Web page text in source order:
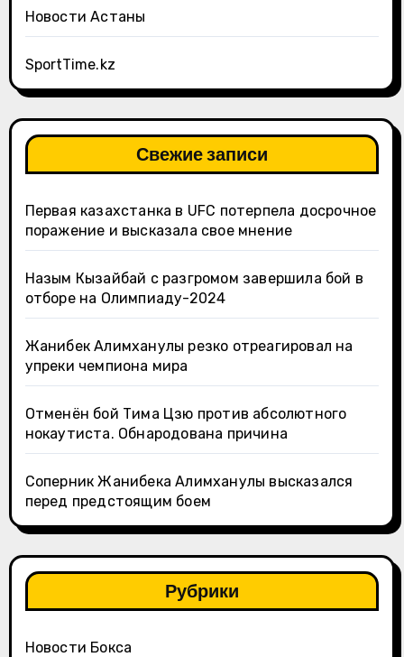
Новости Астаны
SportTime.kz
Свежие записи
Первая казахстанка в UFC потерпела досрочное
поражение и высказала свое мнение
Назым Кызайбай с разгромом завершила бой в
отборе на Олимпиаду-2024
Жанибек Алимханулы резко отреагировал на
упреки чемпиона мира
Отменён бой Тима Цзю против абсолютного
нокаутиста. Обнародована причина
Соперник Жанибека Алимханулы высказался
перед предстоящим боем
Рубрики
Новости Бокса